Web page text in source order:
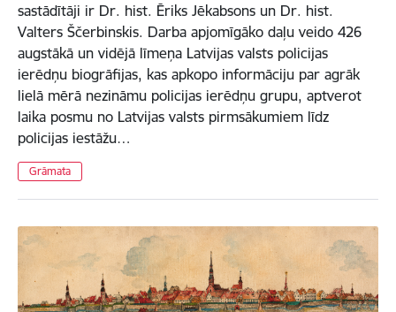
sastādītāji ir Dr. hist. Ēriks Jēkabsons un Dr. hist.
Valters Ščerbinskis. Darba apjomīgāko daļu veido 426
augstākā un vidējā līmeņa Latvijas valsts policijas
ierēdņu biogrāfijas, kas apkopo informāciju par agrāk
lielā mērā nezināmu policijas ierēdņu grupu, aptverot
laika posmu no Latvijas valsts pirmsākumiem līdz
policijas iestāžu…
Grāmata